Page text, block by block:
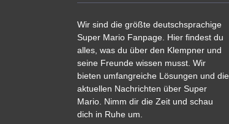
Wir sind die größte deutschsprachige
Super Mario Fanpage. Hier findest du
alles, was du über den Klempner und
seine Freunde wissen musst. Wir
bieten umfangreiche Lösungen und die
aktuellen Nachrichten über Super
Mario. Nimm dir die Zeit und schau
dich in Ruhe um.